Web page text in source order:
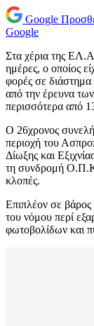
Google
Google
Στα χέρια της
ημέρες, ο οποίος
φορές σε
από την έρευνα
περισσότερα από
Ο 26χρονος
περιοχή του
Δίωξης και
τη συνδρομή
κλοπές.
Επιπλέον σε
του νόμου περί
φωτοβολίδων και